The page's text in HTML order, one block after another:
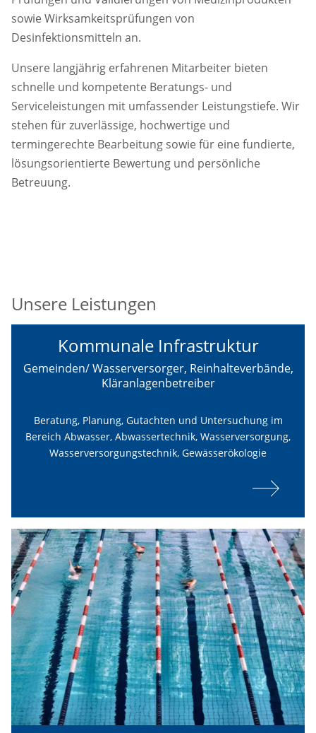
sowie Wirksamkeitsprüfungen von
Desinfektionsmitteln an.
Unsere langjährig erfahrenen Mitarbeiter bieten
schnelle und kompetente Beratungs- und
Serviceleistungen mit umfassender Leistungstiefe. Wir
stehen für zuverlässige, hochwertige und
termingerechte Bearbeitung sowie für eine fundierte,
lösungsorientierte Bewertung und persönliche
Betreuung.
Unsere Leistungen
Kommunale Infrastruktur
Gemeinden/ Wasserversorger, Reinhalteverbände,
Kläranlagenbetreiber
Beratung, Planung, Gutachten und Untersuchung im
Bereich Abwasser, Abwassertechnik, Wasserversorgung,
Wasserversorgungstechnik, Gewässerökologie